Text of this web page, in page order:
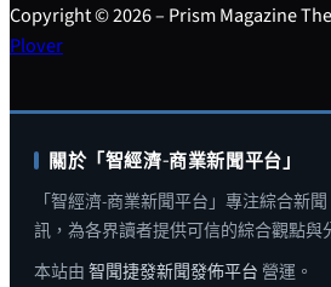
Copyright © 2026 – Prism Magazine
Plover
關於「智經濟-商業新聞平台」
「智經濟-商業新聞平台」專注綜合新
訊，為各界讀者提供可信的綜合觀點與
本站由 智聞捷發新聞發佈平台 營運。